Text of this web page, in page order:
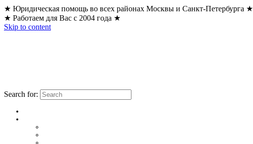
★ Юридическая помощь во всех районах Москвы и Санкт-Петербурга ★
★ Работаем для Вас с 2004 года ★
Skip to content
Search for: